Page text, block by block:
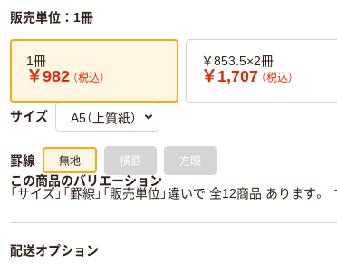
販売単位：1冊
1冊
￥982 （税込）
￥853.5×2冊
￥1,707 （税込）
サイズ
罫線 無地 横罫 方眼
この商品のバリエーション
「サイズ」「罫線」「販売単位」違いで 全12商品 あります。
配送オプション